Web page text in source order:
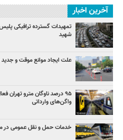
آخرین اخبار
تمهیدات گسترده ترافیکی
شهید
علت ایجاد موانع موقت و
واگن‌های وارداتی
خدمات حمل و نقل عمومی در